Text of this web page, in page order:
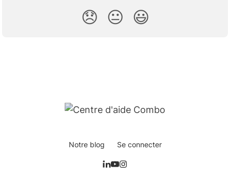
😞 😐 😃
Notre blog Se connecter